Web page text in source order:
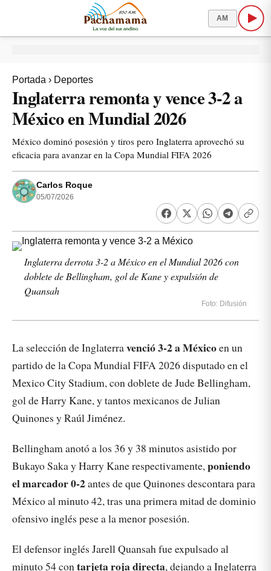
AM
Portada › Deportes
Inglaterra remonta y vence 3-2 a
México en Mundial 2026
México dominó posesión y tiros pero Inglaterra aprovechó su
eficacia para avanzar en la Copa Mundial FIFA 2026
Carlos Roque
05/07/2026
Inglaterra derrota 3-2 a México en el Mundial 2026 con
doblete de Bellingham, gol de Kane y expulsión de
Quansah
Foto: Difusión
La selección de Inglaterravenció 3-2 a Méxicoen un
partido de la Copa Mundial FIFA 2026 disputado en el
Mexico City Stadium, con doblete de Jude Bellingham,
gol de Harry Kane, y tantos mexicanos de Julian
Quinones y Raúl Jiménez.
Bellingham anotó a los 36 y 38 minutos asistido por
Bukayo Saka y Harry Kane respectivamente,poniendo
el marcador 0-2antes de que Quinones descontara para
México al minuto 42, tras una primera mitad de dominio
ofensivo inglés pese a la menor posesión.
El defensor inglés Jarell Quansah fue expulsado al
minuto 54 contarjeta roja directa, dejando a Inglaterra